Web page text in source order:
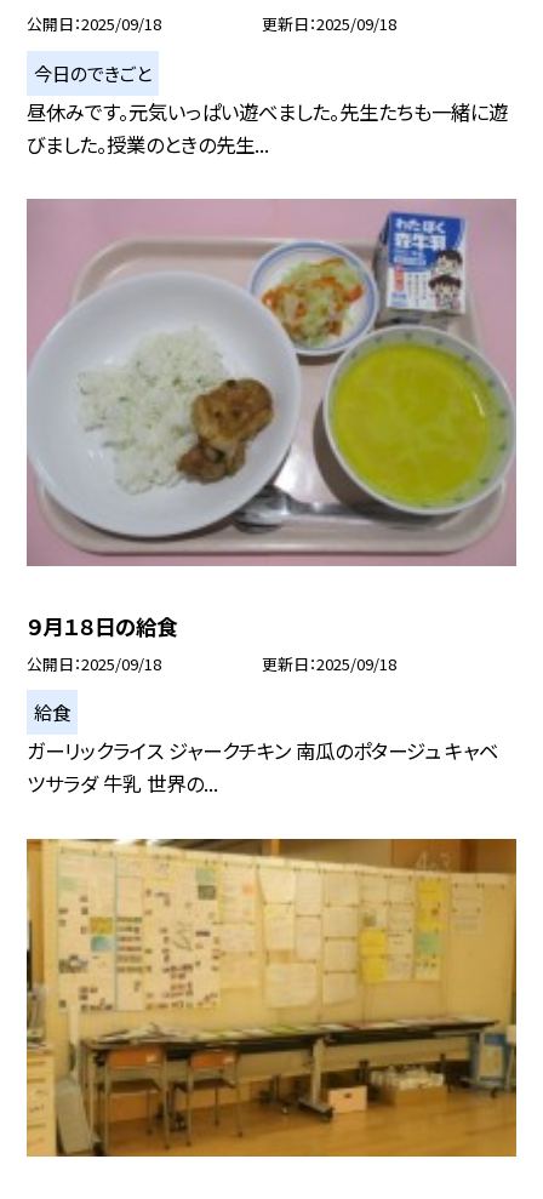
公開日 2025/09/18 更新日 2025/09/18
今日のできごと
昼休みです。元気いっぱい遊べました。先生たちも一緒に遊
びました。授業のときの先生...
９月１８日の給食
公開日 2025/09/18 更新日 2025/09/18
給食
ガーリックライス ジャークチキン 南瓜のポタージュ キャベ
ツサラダ 牛乳 世界の...